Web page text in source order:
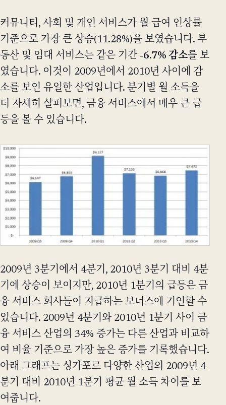
커뮤니티, 사회 및 개인 서비스가 월 급여 인상률
기준으로 가장 큰 상승(11.28%)을 보였습니다. 부
동산 및 임대 서비스는 같은 기간 -6.7% 감소를 보
였습니다. 이것이 2009년에서 2010년 사이에 감
소를 보인 유일한 산업입니다. 분기별 월 소득을
더 자세히 살펴보면, 금융 서비스에서 매우 큰 급
등을 볼 수 있습니다.
2009년 3분기에서 4분기, 2010년 3분기 대비 4분
기에 상승이 보이지만, 2010년 1분기의 급등은 금
융 서비스 회사들이 지급하는 보너스에 기인할 수
있습니다. 2009년 4분기와 2010년 1분기 사이 금
융 서비스 산업의 34% 증가는 다른 산업과 비교하
여 비율 기준으로 가장 높은 증가를 기록했습니다.
아래 그래프는 싱가포르 다양한 산업의 2009년 4
분기 대비 2010년 1분기 평균 월 소득 차이를 보
여줍니다.